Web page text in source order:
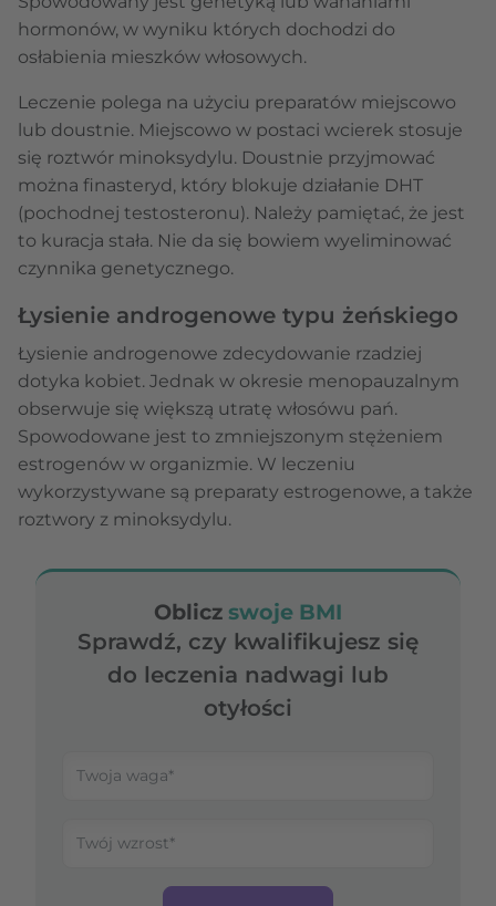
hormonów, w wyniku których dochodzi do
osłabienia mieszków włosowych.
Leczenie polega na użyciu preparatów miejscowo
lub doustnie. Miejscowo w postaci wcierek stosuje
się roztwór minoksydylu. Doustnie przyjmować
można finasteryd, który blokuje działanie DHT
(pochodnej testosteronu). Należy pamiętać, że jest
to kuracja stała. Nie da się bowiem wyeliminować
czynnika genetycznego.
Łysienie androgenowe typu żeńskiego
Łysienie androgenowe zdecydowanie rzadziej
dotyka kobiet. Jednak w okresie menopauzalnym
obserwuje się większą utratę włosówu pań.
Spowodowane jest to zmniejszonym stężeniem
estrogenów w organizmie. W leczeniu
wykorzystywane są preparaty estrogenowe, a także
roztwory z minoksydylu.
Oblicz swoje BMI
Sprawdź, czy kwalifikujesz się
do leczenia nadwagi lub
otyłości